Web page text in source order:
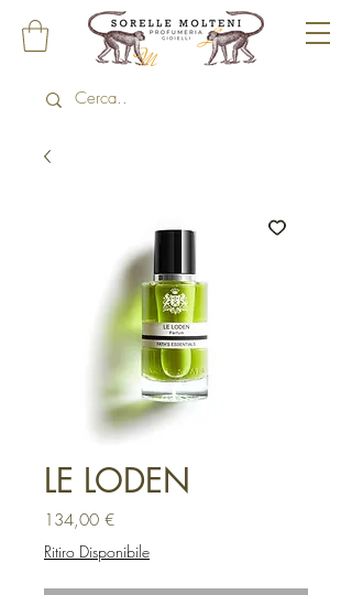
LE LODEN
134,00 €Prezzo
Ritiro Disponibile